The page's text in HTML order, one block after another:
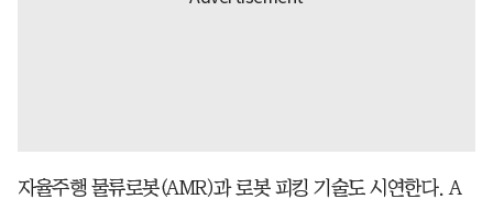
자율주행 물류로봇(AMR)과 로봇 피킹 기술도 시연한다. A